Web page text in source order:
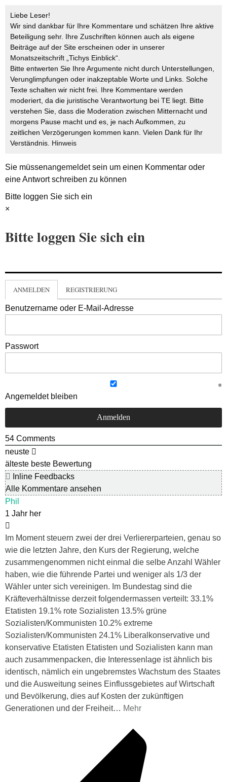
Liebe Leser!
Wir sind dankbar für Ihre Kommentare und schätzen Ihre aktive
Beteiligung sehr. Ihre Zuschriften können auch als eigene
Beiträge auf der Site erscheinen oder in unserer
Monatszeitschrift „Tichys Einblick“.
Bitte entwerten Sie Ihre Argumente nicht durch Unterstellungen,
Verunglimpfungen oder inakzeptable Worte und Links. Solche
Texte schalten wir nicht frei. Ihre Kommentare werden
moderiert, da die juristische Verantwortung bei TE liegt. Bitte
verstehen Sie, dass die Moderation zwischen Mitternacht und
morgens Pause macht und es, je nach Aufkommen, zu
zeitlichen Verzögerungen kommen kann. Vielen Dank für Ihr
Verständnis. Hinweis
Sie müssenangemeldetsein um einen Kommentar oder
eine Antwort schreiben zu können
Bitte loggen Sie sich ein
×
Bitte loggen Sie sich ein
ANMELDEN REGISTRIERUNG
Benutzername oder E-Mail-Adresse
Passwort
Angemeldet bleiben
54 Comments
neuste
älteste beste Bewertung
Inline Feedbacks
Alle Kommentare ansehen
Phil
1 Jahr her
Im Moment steuern zwei der drei Verliererparteien, genau so
wie die letzten Jahre, den Kurs der Regierung, welche
zusammengenommen nicht einmal die selbe Anzahl Wähler
haben, wie die führende Partei und weniger als 1/3 der
Wähler unter sich vereinigen. Im Bundestag sind die
Kräfteverhältnisse derzeit folgendermassen verteilt: 33.1%
Etatisten 19.1% rote Sozialisten 13.5% grüne
Sozialisten/Kommunisten 10.2% extreme
Sozialisten/Kommunisten 24.1% Liberalkonservative und
konservative Etatisten Etatisten und Sozialisten kann man
auch zusammenpacken, die Interessenlage ist ähnlich bis
identisch, nämlich ein ungebremstes Wachstum des Staates
und die Ausweitung seines Einflussgebietes auf Wirtschaft
und Bevölkerung, dies auf Kosten der zukünftigen
Generationen und der Freiheit… Mehr